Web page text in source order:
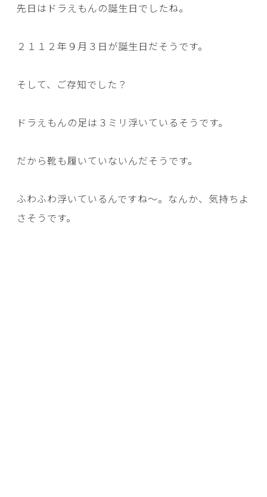
先日はドラえもんの誕生日でしたね。
２１１２年９月３日が誕生日だそうです。
そして、ご存知でした？
ドラえもんの足は３ミリ浮いているそうです。
だから靴も履いていないんだそうです。
ふわふわ浮いているんですね～。なんか、気持ちよ
さそうです。